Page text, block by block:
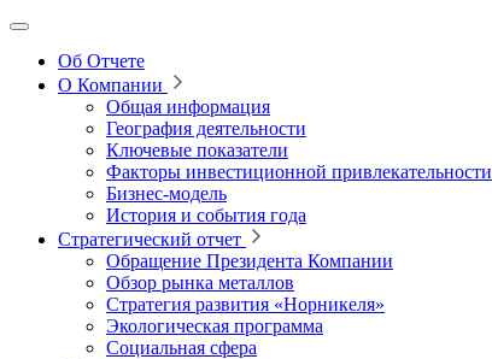
Об Отчете
О Компании
Общая информация
География деятельности
Ключевые показатели
Факторы инвестиционной привлекательности
Бизнес-модель
История и события года
Стратегический отчет
Обращение Президента Компании
Обзор рынка металлов
Стратегия развития «Норникеля»
Экологическая программа
Социальная сфера